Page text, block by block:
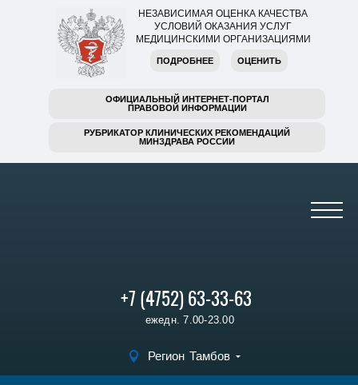
НЕЗАВИСИМАЯ ОЦЕНКА КАЧЕСТВА
УСЛОВИЙ ОКАЗАНИЯ УСЛУГ
МЕДИЦИНСКИМИ ОРГАНИЗАЦИЯМИ
ПОДРОБНЕЕ ОЦЕНИТЬ
ОФИЦИАЛЬНЫЙ ИНТЕРНЕТ-ПОРТАЛ
ПРАВОВОЙ ИНФОРМАЦИИ
РУБРИКАТОР КЛИНИЧЕСКИХ РЕКОМЕНДАЦИЙ
МИНЗДРАВА РОССИИ
+7 (4752) 63-33-63
ежедн. 7.00-23.00
Регион Тамбов